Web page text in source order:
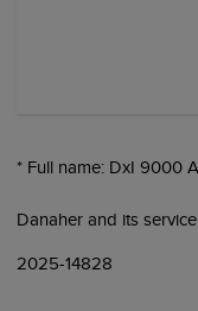
* Full name: DxI 9000
Danaher and its
2025-14828